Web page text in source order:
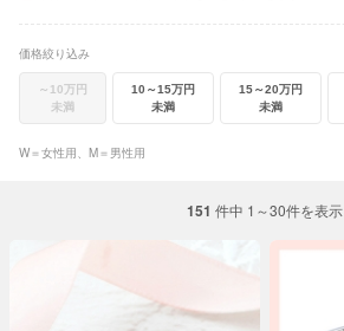
価格絞り込み
～10万円
未満
10～15万円
未満
15～20万円
未満
W＝女性用、M＝男性用
151 件中 1～30件を表示